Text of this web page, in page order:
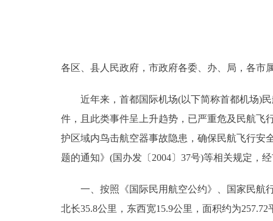
政务服务
个人服务
中介服务
各区、县人民政府，市政府各委、办、局，各市
近年来，首都国际机场(以下简称首都机场)民
件，且此类事件呈上升趋势，已严重危及民航飞
护区域内鸟击航空器事故隐患，确保民航飞行安
题的通知》(国办发〔2004〕37号)等相关规定，
一、按照《国际民用航空公约》、国家民航行
北长35.8公里，东西宽15.9公里，面积约为